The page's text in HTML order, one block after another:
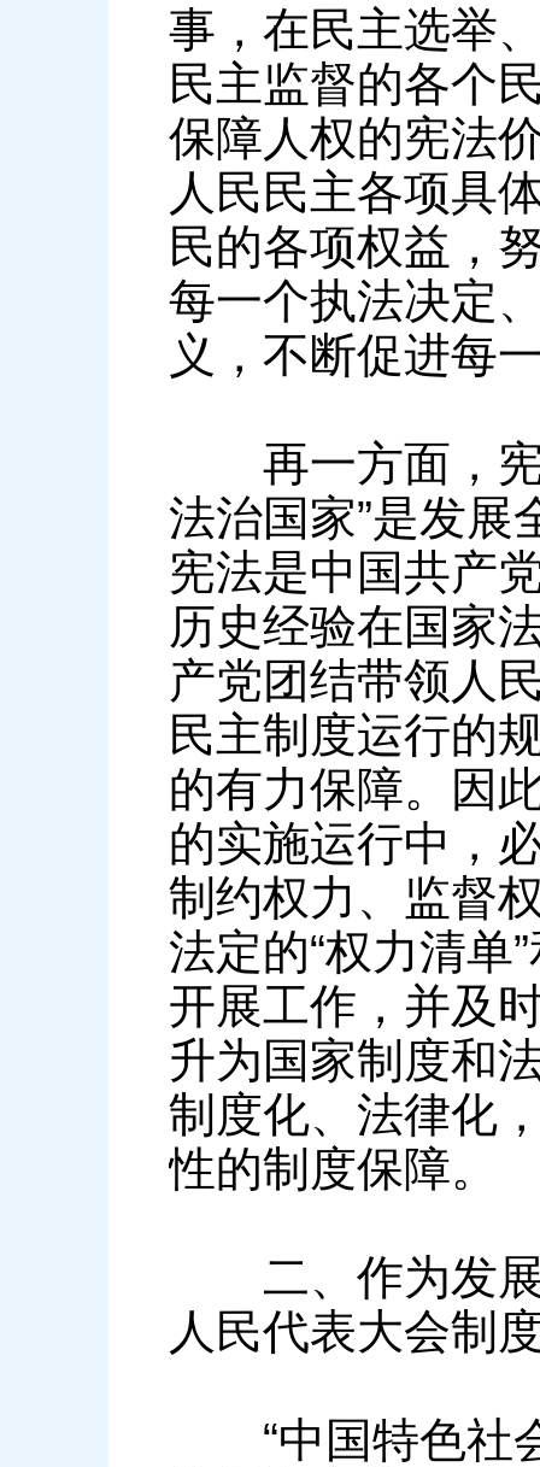
事，在民主选举
民主监督的各个
保障人权的宪法
人民民主各项具
民的各项权益，
每一个执法决定
义，不断促进每
再一方面，宪
法治国家”是发展
宪法是中国共产
历史经验在国家
产党团结带领人
民主制度运行的
的有力保障。因
的实施运行中，
制约权力、监督
法定的“权力清单
开展工作，并及
升为国家制度和
制度化、法律化
性的制度保障。
二、作为发展
人民代表大会制
“中国特色社会